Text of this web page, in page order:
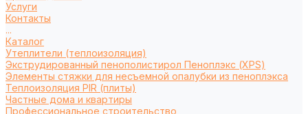
Услуги
Контакты
...
Каталог
Утеплители (теплоизоляция)
Экструдированный пенополистирол Пеноплэкс (XPS)
Элементы стяжки для несъемной опалубки из пеноплэкса
Теплоизоляция PIR (плиты)
Частные дома и квартиры
Профессиональное строительство